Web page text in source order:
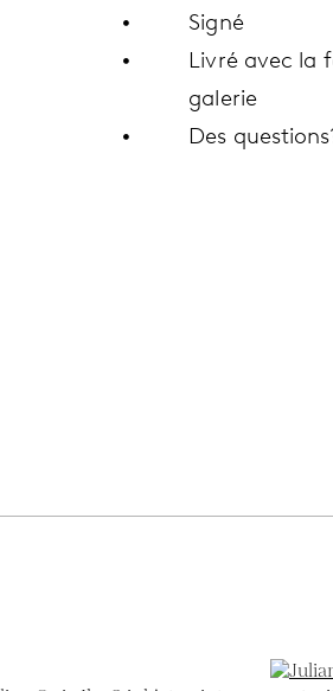
Signé
Livré avec la
galerie
Des